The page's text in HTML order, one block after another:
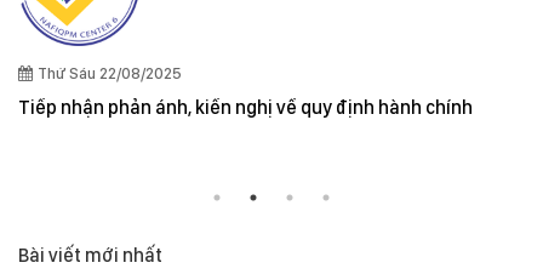
định hành chính
Bài viết mới nhất